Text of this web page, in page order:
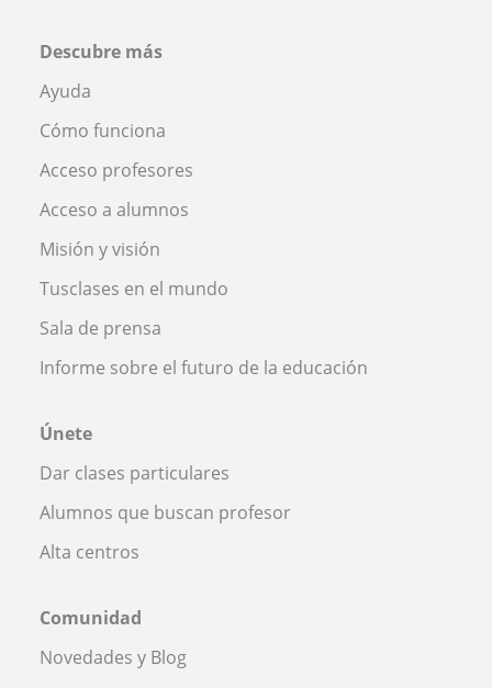
Descubre más
Ayuda
Cómo funciona
Acceso profesores
Acceso a alumnos
Misión y visión
Tusclases en el mundo
Sala de prensa
Informe sobre el futuro de la educación
Únete
Dar clases particulares
Alumnos que buscan profesor
Alta centros
Comunidad
Novedades y Blog